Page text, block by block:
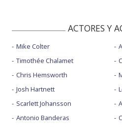
ACTORES Y
Mike Colter
Timothée Chalamet
Chris Hemsworth
Josh Hartnett
Scarlett Johansson
Antonio Banderas